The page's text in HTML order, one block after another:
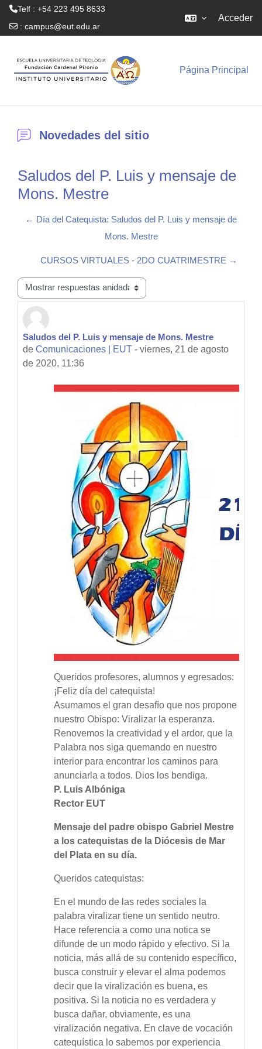
Telf : +54 223 495 8633
: campus@eut.edu.ar
Acceder
Página Principal
Novedades del sitio
Saludos del P. Luis y mensaje de
Mons. Mestre
← Día del Catequista: Saludos del P. Luis y mensaje de
Mons. Mestre
CURSOS VIRTUALES - 2DO CUATRIMESTRE →
Mostrar modo
Saludos del P. Luis y mensaje de Mons. Mestre
de Comunicaciones | EUT - viernes, 21 de agosto
de 2020, 11:36
Número de respuestas: 0
Queridos profesores, alumnos y egresados:
¡Feliz día del catequista!
Asumamos el gran desafío que nos propone
nuestro Obispo: Viralizar la esperanza.
Renovemos la creatividad y el ardor, que la
Palabra nos siga quemando en nuestro
interior para encontrar los caminos para
anunciarla a todos. Dios los bendiga.
P. Luis Albóniga
Rector EUT
Mensaje del padre obispo Gabriel Mestre
a los catequistas de la Diócesis de Mar
del Plata en su día.
Queridos catequistas:
En el mundo de las redes sociales la
palabra viralizar tiene un sentido neutro.
Hace referencia a como una notica se
difunde de un modo rápido y efectivo. Si la
noticia, más allá de su contenido específico,
busca construir y elevar el alma podemos
decir que la viralización es buena, es
positiva. Si la noticia no es verdadera y
busca dañar, obviamente, es una
viralización negativa. En clave de vocación
catequística lo sabemos por experiencia